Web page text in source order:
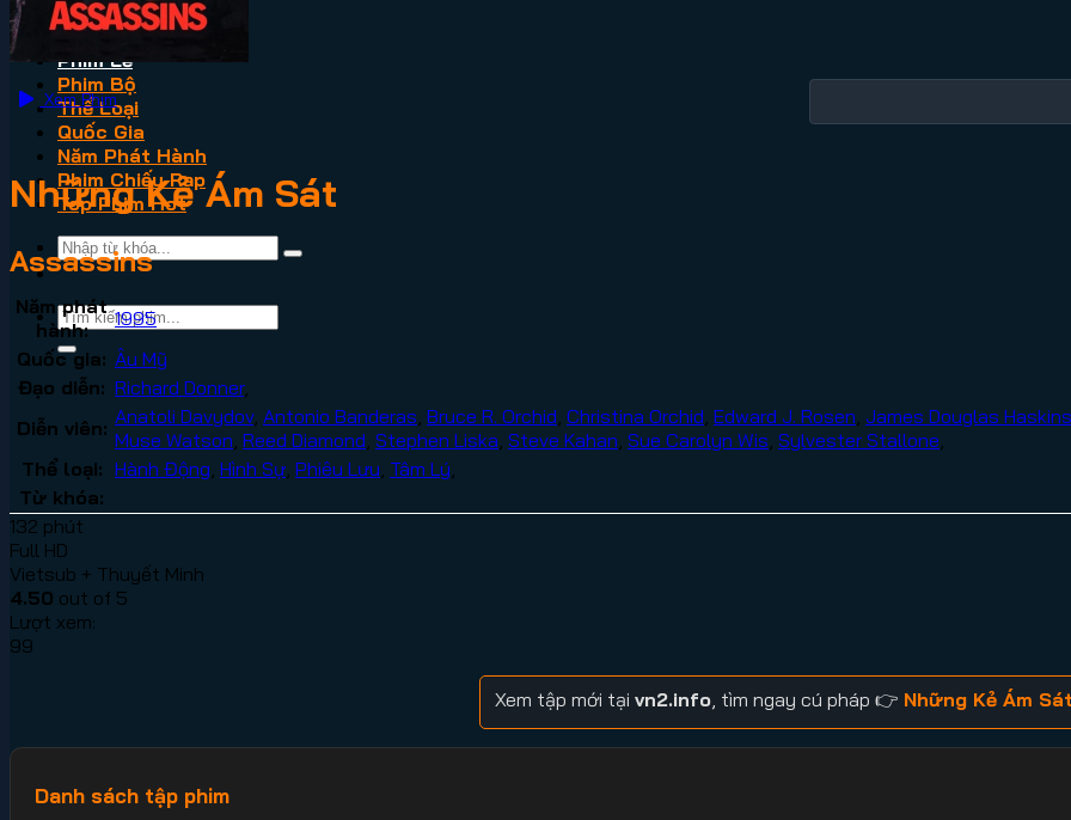
VN2
Phim Lẻ
Phim Bộ
Thể Loại
Quốc Gia
Năm Phát Hành
Phim Chiếu Rạp
Top Phim Hot
Xem Phim
Những Kẻ Ám Sát
Assassins
Năm phát
hành:
1995
Quốc gia: Âu Mỹ
Đạo diễn: Richard Donner,
Diễn viên: Anatoli Davydov, Antonio Banderas Bruce R. Orchid Christina Orchid Edward J. Rosen James Douglas Haskins
Muse Watson Reed Diamond Stephen Liska Steve Kahan Sue Carolyn Wis Sylvester Stallone
Thể loại: Hành Động Hình Sự Phiêu Lưu Tâm Lý
Từ khóa:
132 phút
Full HD
Vietsub + Thuyết Minh
4.50 out of 5
Lượt xem:
99
Xem tập mới tại vn2.info, tìm ngay cú pháp 👉 Những Kẻ Ám
Danh sách tập phim